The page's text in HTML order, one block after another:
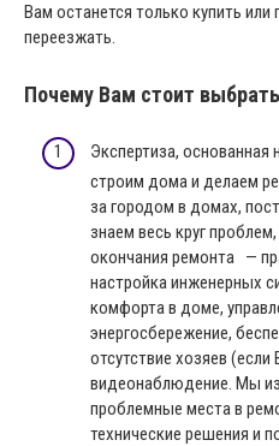
Вам останется только купить
переезжать.
Почему Вам стоит
Экспертиза,
строим дома и делаем
за городом в домах,
знаем весь круг
окончания ремонта —
настройка инженерных
комфорта в доме,
энергосбережение,
отсутствие хозяев
видеонаблюдение. Мы
проблемные места в
технические решения и